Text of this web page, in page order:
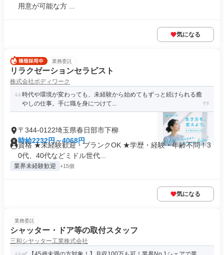
用意が可能な方 ...
気になる
業務委託
リラクゼーションセラピスト
株式会社ボディワーク
時代や環境が変わっても、未経験から始めてもずっと続けられる癒
やしの仕事。手に職を身につけて...
〒344-0122埼玉県春日部市下柳
時給2232円～4068円
資格 ★未経験歓迎・ブランクOK ★学歴・経験・年齢不問！3
0代、40代などミドル世代...
業界未経験歓迎 +15個
気になる
業務委託
シャッター・ドア等の取付スタッフ
三和シヤッター工業株式会社